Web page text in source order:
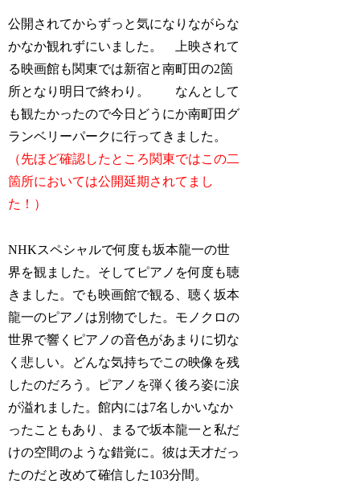
公開されてからずっと気になりながらな
かなか観れずにいました。 上映されて
る映画館も関東では新宿と南町田の2箇
所となり明日で終わり。 なんとして
も観たかったので今日どうにか南町田グ
ランベリーパークに行ってきました。
（先ほど確認したところ関東ではこの二
箇所においては公開延期されてまし
た！）
NHKスペシャルで何度も坂本龍一の世
界を観ました。そしてピアノを何度も聴
きました。でも映画館で観る、聴く坂本
龍一のピアノは別物でした。モノクロの
世界で響くピアノの音色があまりに切な
く悲しい。どんな気持ちでこの映像を残
したのだろう。ピアノを弾く後ろ姿に涙
が溢れました。館内には7名しかいなか
ったこともあり、まるで坂本龍一と私だ
けの空間のような錯覚に。彼は天才だっ
たのだと改めて確信した103分間。